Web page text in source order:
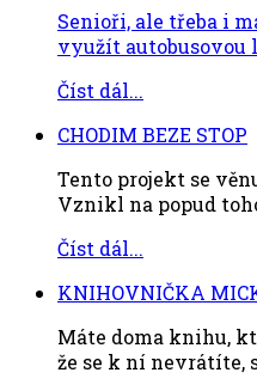
Senioři, ale třeba i
využít autobusovou
Číst dál...
CHODIM BEZE STOP
Tento projekt se
Vznikl na popud
Číst dál...
KNIHOVNIČKA
Máte doma knihu,
že se k ní nevrátíte,